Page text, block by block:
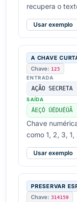
recupera o
Usar exemplo
A CHAVE
Chave: 123
ENTRADA
AÇÃO SECRETA
SAÍDA
ÁEÇÓ ÚÉDUÉÚÃ
Chave
como 1, 2, 3,
Usar exemplo
PRESERVAR
Chave: 314159